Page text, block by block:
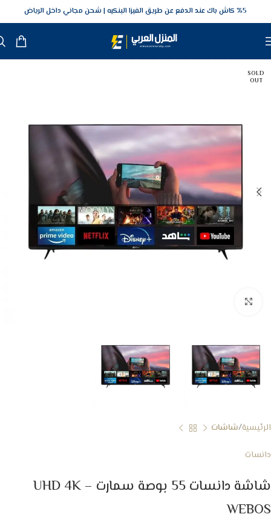
5‎% كاش باك عند الدفع عن طريق الفيزا البنكيه شحن مجاني داخل الرياض
SOLD
OUT
الرئيسية شاشات
دانسات
شاشة دانسات 55 بوصة سمارت UHD 4K –
WEBOS